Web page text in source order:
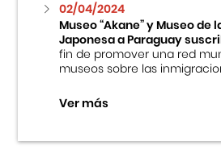
02/04/2024
Museo “Akane” y Museo de
Japonesa a Paraguay
fin de promover una red
museos sobre las
Ver más